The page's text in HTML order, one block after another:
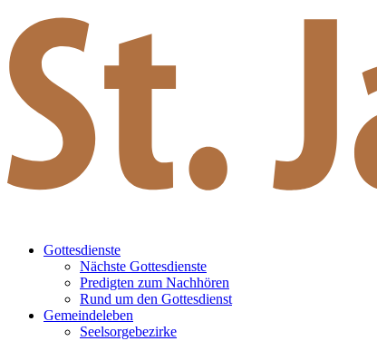
Gottesdienste
Nächste Gottesdienste
Predigten zum Nachhören
Rund um den Gottesdienst
Gemeindeleben
Seelsorgebezirke